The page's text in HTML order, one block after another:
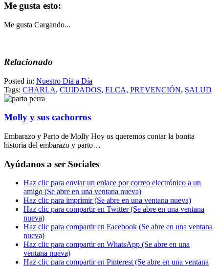
Me gusta esto:
Me gusta Cargando...
Relacionado
Posted in: Nuestro Día a Día
Tags: CHARLA, CUIDADOS, ELCA, PREVENCIÓN, SALUD
Molly y sus cachorros
Embarazo y Parto de Molly Hoy os queremos contar la bonita
historia del embarazo y parto…
Ayúdanos a ser Sociales
Haz clic para enviar un enlace por correo electrónico a un
amigo (Se abre en una ventana nueva)
Haz clic para imprimir (Se abre en una ventana nueva)
Haz clic para compartir en Twitter (Se abre en una ventana
nueva)
Haz clic para compartir en Facebook (Se abre en una ventana
nueva)
Haz clic para compartir en WhatsApp (Se abre en una
ventana nueva)
Haz clic para compartir en Pinterest (Se abre en una ventana